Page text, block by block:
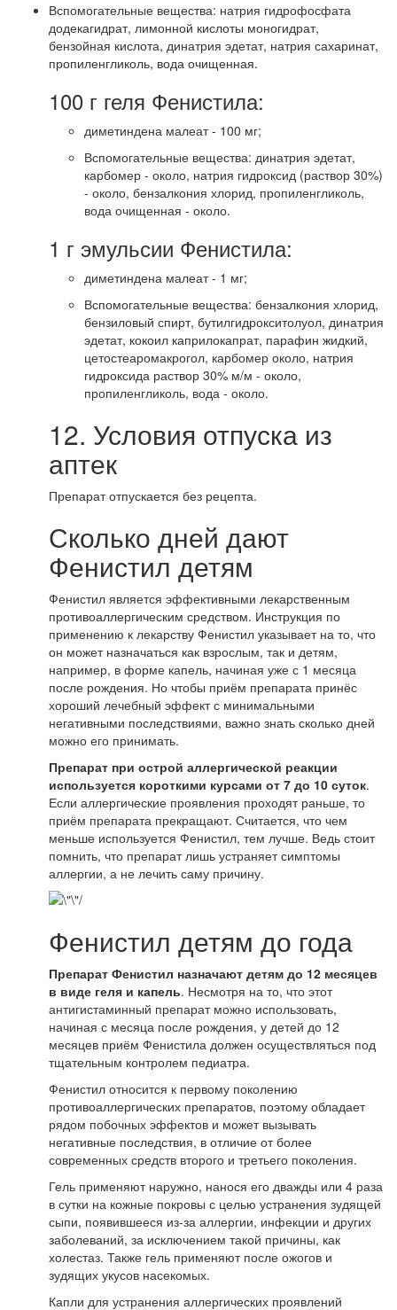
Вспомогательные вещества: натрия гидрофосфата
додекагидрат, лимонной кислоты моногидрат,
бензойная кислота, динатрия эдетат, натрия сахаринат,
пропиленгликоль, вода очищенная.
100 г геля Фенистила:
диметиндена малеат - 100 мг;
Вспомогательные вещества: динатрия эдетат,
карбомер - около, натрия гидроксид (раствор 30%)
- около, бензалкония хлорид, пропиленгликоль,
вода очищенная - около.
1 г эмульсии Фенистила:
диметиндена малеат - 1 мг;
Вспомогательные вещества: бензалкония хлорид,
бензиловый спирт, бутилгидрокситолуол, динатрия
эдетат, кокоил каприлокапрат, парафин жидкий,
цетостеаромакрогол, карбомер около, натрия
гидроксида раствор 30% м/м - около,
пропиленгликоль, вода - около.
12. Условия отпуска из
аптек
Препарат отпускается без рецепта.
Сколько дней дают
Фенистил детям
Фенистил является эффективными лекарственным
противоаллергическим средством. Инструкция по
применению к лекарству Фенистил указывает на то, что
он может назначаться как взрослым, так и детям,
например, в форме капель, начиная уже с 1 месяца
после рождения. Но чтобы приём препарата принёс
хороший лечебный эффект с минимальными
негативными последствиями, важно знать сколько дней
можно его принимать.
Препарат при острой аллергической реакции
используется короткими курсами от 7 до 10 суток.
Если аллергические проявления проходят раньше, то
приём препарата прекращают. Считается, что чем
меньше используется Фенистил, тем лучше. Ведь стоит
помнить, что препарат лишь устраняет симптомы
аллергии, а не лечить саму причину.
Фенистил детям до года
Препарат Фенистил назначают детям до 12 месяцев
в виде геля и капель. Несмотря на то, что этот
антигистаминный препарат можно использовать,
начиная с месяца после рождения, у детей до 12
месяцев приём Фенистила должен осуществляться под
тщательным контролем педиатра.
Фенистил относится к первому поколению
противоаллергических препаратов, поэтому обладает
рядом побочных эффектов и может вызывать
негативные последствия, в отличие от более
современных средств второго и третьего поколения.
Гель применяют наружно, нанося его дважды или 4 раза
в сутки на кожные покровы с целью устранения зудящей
сыпи, появившееся из-за аллергии, инфекции и других
заболеваний, за исключением такой причины, как
холестаз. Также гель применяют после ожогов и
зудящих укусов насекомых.
Капли для устранения аллергических проявлений